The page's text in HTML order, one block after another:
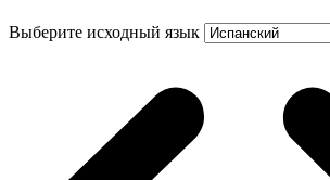
Выберите исходный язык